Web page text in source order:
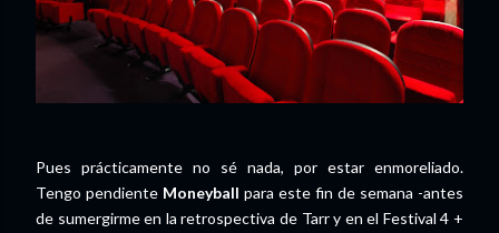
Pues prácticamente no sé nada, por estar enmoreliado.
Tengo pendiente Moneyball para este fin de semana -antes
de sumergirme en la retrospectiva de Tarr y en el Festival 4 +